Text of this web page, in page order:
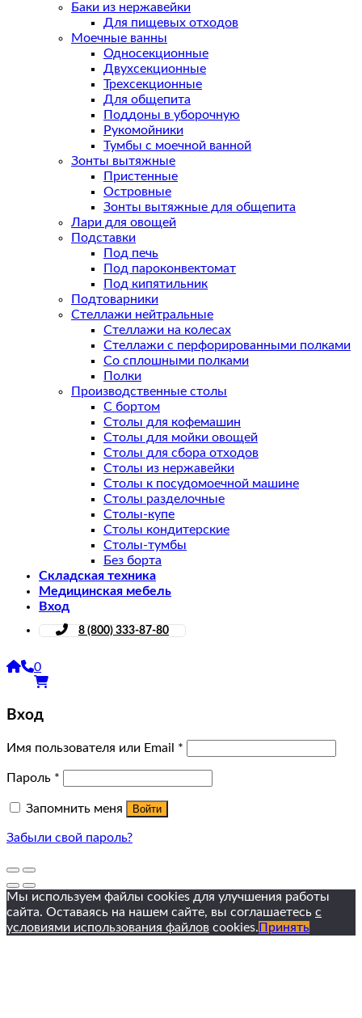
Баки из нержавейки
Для пищевых отходов
Моечные ванны
Односекционные
Двухсекционные
Трехсекционные
Для общепита
Поддоны в уборочную
Рукомойники
Тумбы с моечной ванной
Зонты вытяжные
Пристенные
Островные
Зонты вытяжные для общепита
Лари для овощей
Подставки
Под печь
Под пароконвектомат
Под кипятильник
Подтоварники
Стеллажи нейтральные
Стеллажи на колесах
Стеллажи с перфорированными полками
Со сплошными полками
Полки
Производственные столы
С бортом
Столы для кофемашин
Столы для мойки овощей
Столы для сбора отходов
Столы из нержавейки
Столы к посудомоечной машине
Столы разделочные
Столы-купе
Столы кондитерские
Столы-тумбы
Без борта
Складская техника
Медицинская мебель
Вход
8 (800) 333-87-80
0
Вход
Имя пользователя или Email *
Пароль *
Запомнить меня Войти
Забыли свой пароль?
Мы используем файлы cookies для улучшения работы
сайта. Оставаясь на нашем сайте, вы соглашаетесь с
условиями использования файлов cookies. Принять